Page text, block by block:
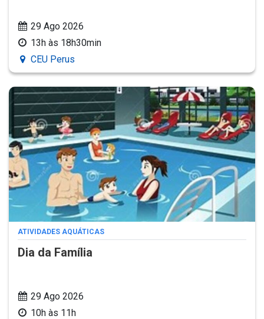
29 Ago 2026
13h às 18h30min
CEU Perus
ATIVIDADES AQUÁTICAS
Dia da Família
29 Ago 2026
10h às 11h